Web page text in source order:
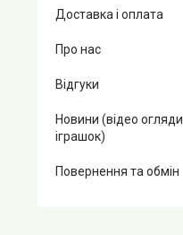
Доставка і оплата
Про нас
Відгуки
Новини (відео огляди
іграшок)
Повернення та обмін